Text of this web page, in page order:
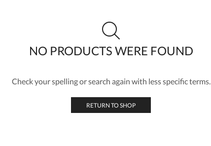
NO PRODUCTS WERE FOUND
Check your spelling or search again with less specific terms.
RETURN TO SHOP